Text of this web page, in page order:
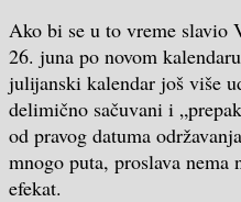
Ako bi se u to vreme slavio
26. juna po novom
julijanski kalendar još više
delimično sačuvani i
od pravog datuma
mnogo puta, proslava
efekat.